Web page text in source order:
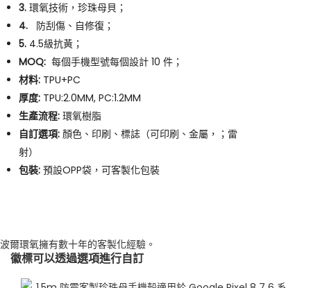
3. 環氧技術，珍珠母貝；
4.
防刮傷、自修復；
5. 4.5級抗黃；
MOQ: 每個手機型號每個設計 10 件；
材料: TPU+PC
厚度: TPU:2.0MM, PC:1.2MM
生產流程: 環氧樹脂
自訂選項: 顏色、印刷、標誌（可印刷、金屬，；雷
射）
包裝: 預設OPP袋，可客製化包裝
波爾環氧擁有數十年的客製化經驗。
徽標可以透過選項進行自訂